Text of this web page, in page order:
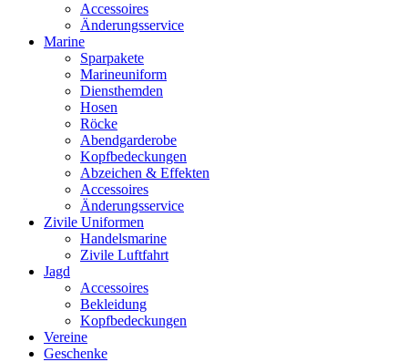
Accessoires
Änderungsservice
Marine
Sparpakete
Marineuniform
Diensthemden
Hosen
Röcke
Abendgarderobe
Kopfbedeckungen
Abzeichen & Effekten
Accessoires
Änderungsservice
Zivile Uniformen
Handelsmarine
Zivile Luftfahrt
Jagd
Accessoires
Bekleidung
Kopfbedeckungen
Vereine
Geschenke